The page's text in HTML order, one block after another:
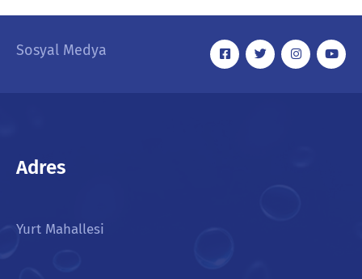
Sosyal Medya
Adres
Yurt Mahallesi